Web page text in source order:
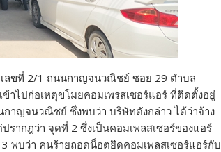
เลขที่ 2/1 ถนนกาญจนวณิชย์ ซอย 29 ตำบล
าไปก่อเหตุขโมยคอมเพรสเซอร์แอร์ ที่ติดตั้งอยู่
าญจนวณิชย์ ซึ่งพบว่า บริษัทดังกล่าว ได้ว่าจ้าง
รากฎว่า จุดที่ 2 ซึ่งเป็นคอมเพลสเซอร์ของแอร์
พบว่า คนร้ายถอดน็อตยึดคอมเพลสเซอร์แอร์กับ